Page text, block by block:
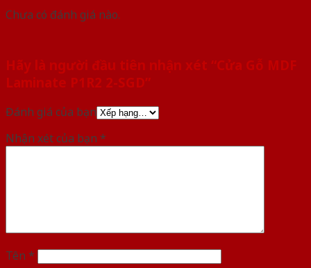
Chưa có đánh giá nào.
Hãy là người đầu tiên nhận xét “Cửa Gỗ MDF
Laminate P1R2 2-SGD”
Đánh giá của bạn
Nhận xét của bạn *
Tên *